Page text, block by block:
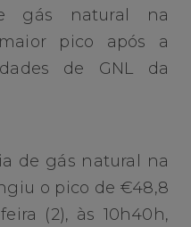
gás natural na
pico após a
de GNL da
de gás natural na
o pico de €48,8
(2), às 10h40h,